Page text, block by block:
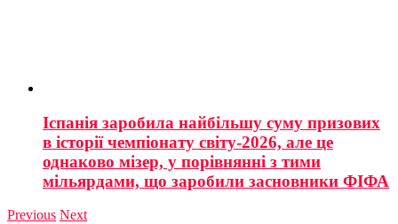
Іспанія заробила найбільшу суму призових
в історії чемпіонату світу-2026, але це
однаково мізер, у порівнянні з тими
мільярдами, що заробили засновники ФІФА
Previous Next